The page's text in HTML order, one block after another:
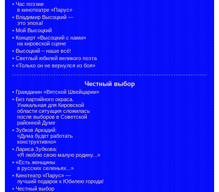
• Час поэзии
в кинотеатре «Парус»
• Владимир Высоцкий —
это эпоха!
• Мой Высоцкий
• Концерт «Высоцкий с нами»
на кировской сцене
• Высоцкий – наше всё!
• Светлый юбилей великого поэта
• «Только он не вернулся из боя»
Честный выбор
• Гражданин «Вятской Швейцарии»
• Без партийного окраса.
Уникальная для Кировской
области ситуация сложилась
после выборов в Советской
районной Думе
• Зубков Аркадий:
«Дума будет работать
конструктивно»
• Лариса Зубкова:
«Я люблю свою малую родину...»
• «Есть женщины
в русских селеньях...»
• Кинотеатр «Парус» —
лучший подарок к Юбилею города!
• Честный выбор